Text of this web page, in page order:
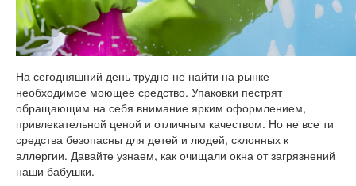
На сегодняшний день трудно не найти на рынке
необходимое моющее средство. Упаковки пестрят
обращающим на себя внимание ярким оформлением,
привлекательной ценой и отличным качеством. Но не все ти
средства безопасны для детей и людей, склонных к
аллергии. Давайте узнаем, как очищали окна от загрязнений
наши бабушки.